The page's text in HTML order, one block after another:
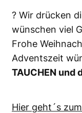
? Wir drücken
wünschen viel
Frohe
Adventszeit
TAUCHEN und
Hier geht´s